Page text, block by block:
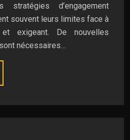
stratégies d’engagement
souvent leurs limites face à
exigeant. De nouvelles
nécessaires…